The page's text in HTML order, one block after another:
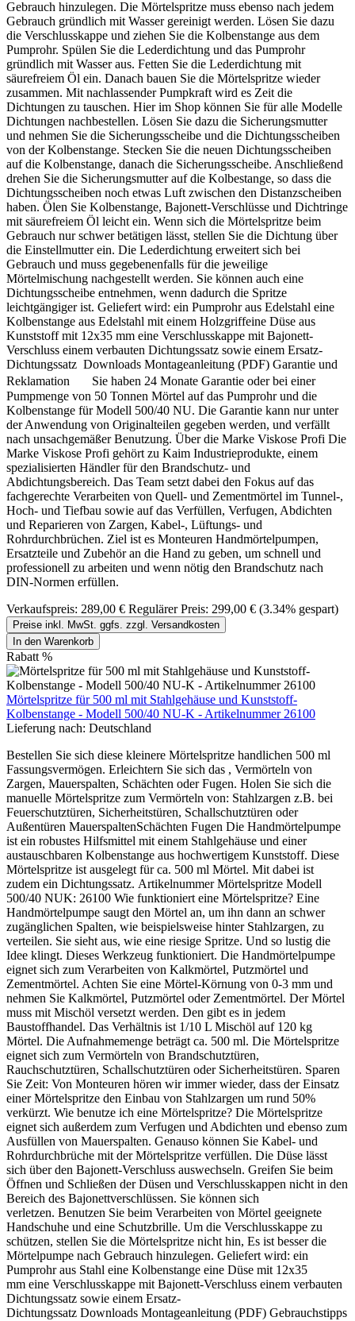
Gebrauch hinzulegen. Die Mörtelspritze muss ebenso nach jedem
Gebrauch gründlich mit Wasser gereinigt werden. Lösen Sie dazu
die Verschlusskappe und ziehen Sie die Kolbenstange aus dem
Pumprohr. Spülen Sie die Lederdichtung und das Pumprohr
gründlich mit Wasser aus. Fetten Sie die Lederdichtung mit
säurefreiem Öl ein. Danach bauen Sie die Mörtelspritze wieder
zusammen. Mit nachlassender Pumpkraft wird es Zeit die
Dichtungen zu tauschen. Hier im Shop können Sie für alle Modelle
Dichtungen nachbestellen. Lösen Sie dazu die Sicherungsmutter
und nehmen Sie die Sicherungsscheibe und die Dichtungsscheiben
von der Kolbenstange. Stecken Sie die neuen Dichtungsscheiben
auf die Kolbenstange, danach die Sicherungsscheibe. Anschließend
drehen Sie die Sicherungsmutter auf die Kolbestange, so dass die
Dichtungsscheiben noch etwas Luft zwischen den Distanzscheiben
haben. Ölen Sie Kolbenstange, Bajonett-Verschlüsse und Dichtringe
mit säurefreiem Öl leicht ein. Wenn sich die Mörtelspritze beim
Gebrauch nur schwer betätigen lässt, stellen Sie die Dichtung über
die Einstellmutter ein. Die Lederdichtung erweitert sich bei
Gebrauch und muss gegebenenfalls für die jeweilige
Mörtelmischung nachgestellt werden. Sie können auch eine
Dichtungsscheibe entnehmen, wenn dadurch die Spritze
leichtgängiger ist. Geliefert wird: ein Pumprohr aus Edelstahl eine
Kolbenstange aus Edelstahl mit einem Holzgriffeine Düse aus
Kunststoff mit 12x35 mm eine Verschlusskappe mit Bajonett-
Verschluss einem verbauten Dichtungssatz sowie einem Ersatz-
Dichtungssatz Downloads Montageanleitung (PDF) Garantie und
Reklamation Sie haben 24 Monate Garantie oder bei einer
Pumpmenge von 50 Tonnen Mörtel auf das Pumprohr und die
Kolbenstange für Modell 500/40 NU. Die Garantie kann nur unter
der Anwendung von Originalteilen gegeben werden, und verfällt
nach unsachgemäßer Benutzung. Über die Marke Viskose Profi Die
Marke Viskose Profi gehört zu Kaim Industrieprodukte, einem
spezialisierten Händler für den Brandschutz- und
Abdichtungsbereich. Das Team setzt dabei den Fokus auf das
fachgerechte Verarbeiten von Quell- und Zementmörtel im Tunnel-,
Hoch- und Tiefbau sowie auf das Verfüllen, Verfugen, Abdichten
und Reparieren von Zargen, Kabel-, Lüftungs- und
Rohrdurchbrüchen. Ziel ist es Monteuren Handmörtelpumpen,
Ersatzteile und Zubehör an die Hand zu geben, um schnell und
professionell zu arbeiten und wenn nötig den Brandschutz nach
DIN-Normen erfüllen.
Verkaufspreis: 289,00 € Regulärer Preis: 299,00 € (3.34% gespart)
Preise inkl. MwSt. ggfs. zzgl. Versandkosten
In den Warenkorb
Rabatt %
Mörtelspritze für 500 ml mit Stahlgehäuse und Kunststoff-
Kolbenstange - Modell 500/40 NU-K - Artikelnummer 26100
Lieferung nach: Deutschland
Bestellen Sie sich diese kleinere Mörtelspritze handlichen 500 ml
Fassungsvermögen. Erleichtern Sie sich das , Vermörteln von
Zargen, Mauerspalten, Schächten oder Fugen. Holen Sie sich die
manuelle Mörtelspritze zum Vermörteln von: Stahlzargen z.B. bei
Feuerschutztüren, Sicherheitstüren, Schallschutztüren oder
Außentüren MauerspaltenSchächten Fugen Die Handmörtelpumpe
ist ein robustes Hilfsmittel mit einem Stahlgehäuse und einer
austauschbaren Kolbenstange aus hochwertigem Kunststoff. Diese
Mörtelspritze ist ausgelegt für ca. 500 ml Mörtel. Mit dabei ist
zudem ein Dichtungssatz. Artikelnummer Mörtelspritze Modell
500/40 NUK: 26100 Wie funktioniert eine Mörtelspritze? Eine
Handmörtelpumpe saugt den Mörtel an, um ihn dann an schwer
zugänglichen Spalten, wie beispielsweise hinter Stahlzargen, zu
verteilen. Sie sieht aus, wie eine riesige Spritze. Und so lustig die
Idee klingt. Dieses Werkzeug funktioniert. Die Handmörtelpumpe
eignet sich zum Verarbeiten von Kalkmörtel, Putzmörtel und
Zementmörtel. Achten Sie eine Mörtel-Körnung von 0-3 mm und
nehmen Sie Kalkmörtel, Putzmörtel oder Zementmörtel. Der Mörtel
muss mit Mischöl versetzt werden. Den gibt es in jedem
Baustoffhandel. Das Verhältnis ist 1/10 L Mischöl auf 120 kg
Mörtel. Die Aufnahmemenge beträgt ca. 500 ml. Die Mörtelspritze
eignet sich zum Vermörteln von Brandschutztüren,
Rauchschutztüren, Schallschutztüren oder Sicherheitstüren. Sparen
Sie Zeit: Von Monteuren hören wir immer wieder, dass der Einsatz
einer Mörtelspritze den Einbau von Stahlzargen um rund 50%
verkürzt. Wie benutze ich eine Mörtelspritze? Die Mörtelspritze
eignet sich außerdem zum Verfugen und Abdichten und ebenso zum
Ausfüllen von Mauerspalten. Genauso können Sie Kabel- und
Rohrdurchbrüche mit der Mörtelspritze verfüllen. Die Düse lässt
sich über den Bajonett-Verschluss auswechseln. Greifen Sie beim
Öffnen und Schließen der Düsen und Verschlusskappen nicht in den
Bereich des Bajonettverschlüssen. Sie können sich
verletzen. Benutzen Sie beim Verarbeiten von Mörtel geeignete
Handschuhe und eine Schutzbrille. Um die Verschlusskappe zu
schützen, stellen Sie die Mörtelspritze nicht hin, Es ist besser die
Mörtelpumpe nach Gebrauch hinzulegen. Geliefert wird: ein
Pumprohr aus Stahl eine Kolbenstange eine Düse mit 12x35
mm eine Verschlusskappe mit Bajonett-Verschluss einem verbauten
Dichtungssatz sowie einem Ersatz-
Dichtungssatz Downloads Montageanleitung (PDF) Gebrauchstipps